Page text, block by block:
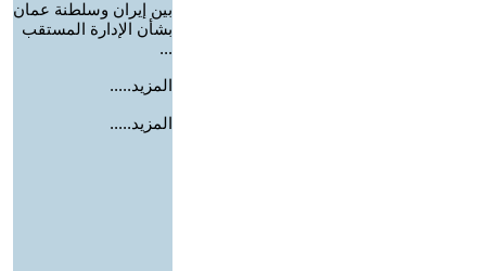
بين إيران وسلطنة عمان
بشأن الإدارة المستقب
...
المزيد.....
المزيد.....